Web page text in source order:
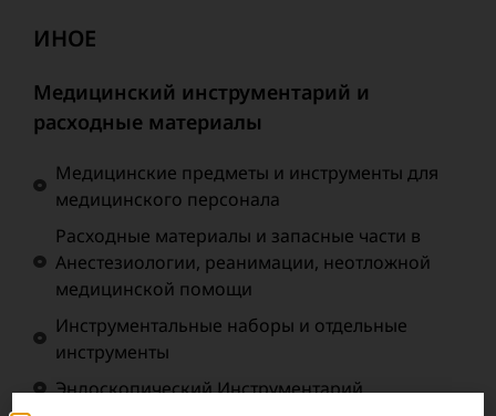
ИНОЕ
Медицинский инструментарий и
расходные материалы
Медицинские предметы и инструменты для
медицинского персонала
Расходные материалы и запасные части в
Анестезиологии, реанимации, неотложной
медицинской помощи
Инструментальные наборы и отдельные
инструменты
Эндоскопический Инструментарий